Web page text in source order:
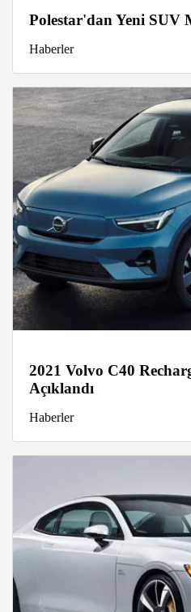
Polestar'dan Yeni SUV
Haberler
2021 Volvo C40
Açıklandı
Haberler